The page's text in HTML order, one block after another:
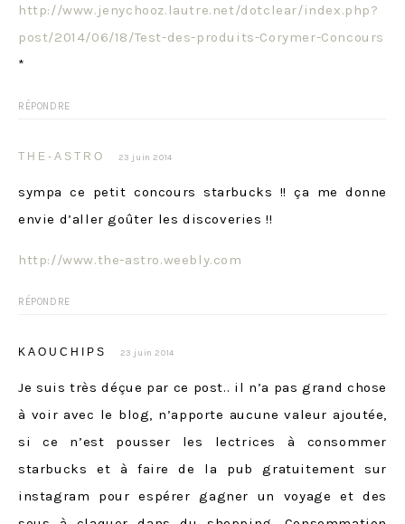
http://www.jenychooz.lautre.net/dotclear/index.php?
post/2014/06/18/Test-des-produits-Corymer-Concours
*
RÉPONDRE
THE-ASTRO 23 juin 2014
sympa ce petit concours starbucks !! ça me donne
envie d’aller goûter les discoveries !!
http://www.the-astro.weebly.com
RÉPONDRE
KAOUCHIPS 23 juin 2014
Je suis très déçue par ce post.. il n’a pas grand chose
à voir avec le blog, n’apporte aucune valeur ajoutée,
si ce n’est pousser les lectrices à consommer
starbucks et à faire de la pub gratuitement sur
instagram pour espérer gagner un voyage et des